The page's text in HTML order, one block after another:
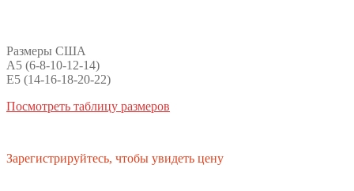
Размеры США
A5 (6-8-10-12-14)
E5 (14-16-18-20-22)
Посмотреть таблицу размеров
Зарегистрируйтесь, чтобы увидеть цену